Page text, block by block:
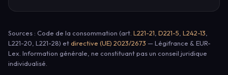
Sources : Code de la consommation (art. L221-21 D221-5 L242-13
L221-20, L221-28) et directive (UE) 2023/2673 — Légifrance & EUR-
Lex. Information générale, ne constituant pas un conseil juridique
individualisé.